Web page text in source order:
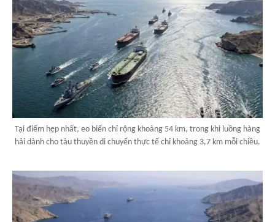
Tại điểm hẹp nhất, eo biển chỉ rộng khoảng 54 km, trong khi luồng hàng
hải dành cho tàu thuyền di chuyển thực tế chỉ khoảng 3,7 km mỗi chiều.